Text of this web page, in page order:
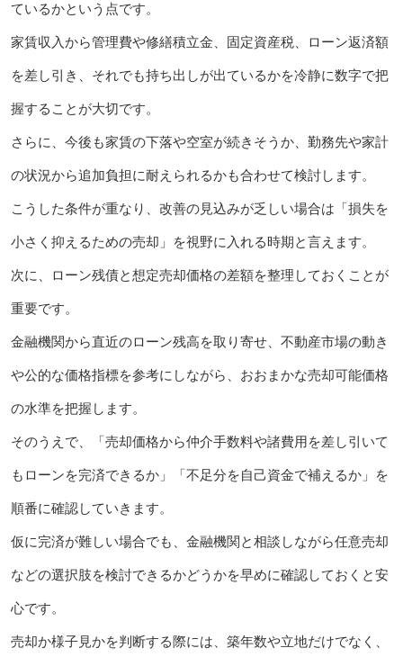
ているかという点です。
家賃収入から管理費や修繕積立金、固定資産税、ローン返済額
を差し引き、それでも持ち出しが出ているかを冷静に数字で把
握することが大切です。
さらに、今後も家賃の下落や空室が続きそうか、勤務先や家計
の状況から追加負担に耐えられるかも合わせて検討します。
こうした条件が重なり、改善の見込みが乏しい場合は「損失を
小さく抑えるための売却」を視野に入れる時期と言えます。
次に、ローン残債と想定売却価格の差額を整理しておくことが
重要です。
金融機関から直近のローン残高を取り寄せ、不動産市場の動き
や公的な価格指標を参考にしながら、おおまかな売却可能価格
の水準を把握します。
そのうえで、「売却価格から仲介手数料や諸費用を差し引いて
もローンを完済できるか」「不足分を自己資金で補えるか」を
順番に確認していきます。
仮に完済が難しい場合でも、金融機関と相談しながら任意売却
などの選択肢を検討できるかどうかを早めに確認しておくと安
心です。
売却か様子見かを判断する際には、築年数や立地だけでなく、